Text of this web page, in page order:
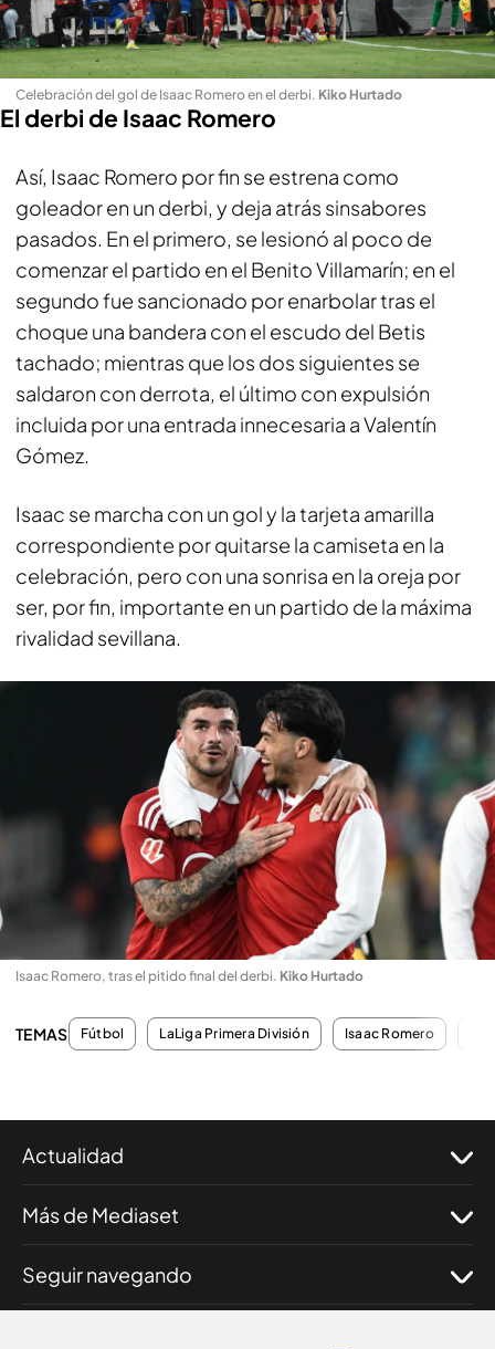
Celebración del gol de Isaac Romero en el derbi. Kiko Hurtado
El derbi de Isaac Romero
Así, Isaac Romero por fin se estrena como
goleador en un derbi, y deja atrás sinsabores
pasados. En el primero, se lesionó al poco de
comenzar el partido en el Benito Villamarín; en el
segundo fue sancionado por enarbolar tras el
choque una bandera con el escudo del Betis
tachado; mientras que los dos siguientes se
saldaron con derrota, el último con expulsión
incluida por una entrada innecesaria a Valentín
Gómez.
Isaac se marcha con un gol y la tarjeta amarilla
correspondiente por quitarse la camiseta en la
celebración, pero con una sonrisa en la oreja por
ser, por fin, importante en un partido de la máxima
rivalidad sevillana.
Isaac Romero, tras el pitido final del derbi. Kiko Hurtado
TEMAS Fútbol LaLiga Primera División Isaac Romero
Actualidad
Más de Mediaset
Seguir navegando